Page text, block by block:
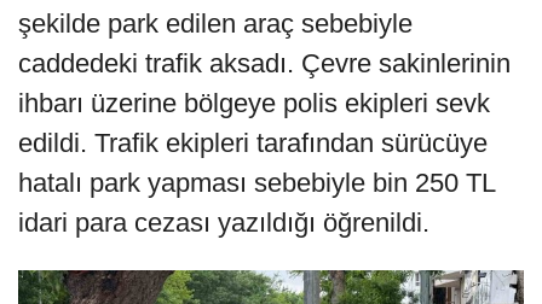
şekilde park edilen araç sebebiyle
caddedeki trafik aksadı. Çevre sakinlerinin
ihbarı üzerine bölgeye polis ekipleri sevk
edildi. Trafik ekipleri tarafından sürücüye
hatalı park yapması sebebiyle bin 250 TL
idari para cezası yazıldığı öğrenildi.